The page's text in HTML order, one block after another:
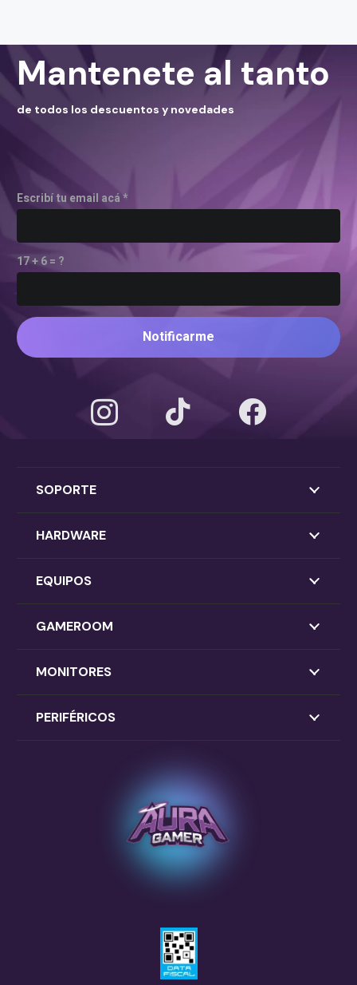
Mantenete al tanto
de todos los descuentos y novedades
Escribí tu email acá *
17 + 6 = ?
Notificarme
SOPORTE
HARDWARE
EQUIPOS
GAMEROOM
MONITORES
PERIFÉRICOS